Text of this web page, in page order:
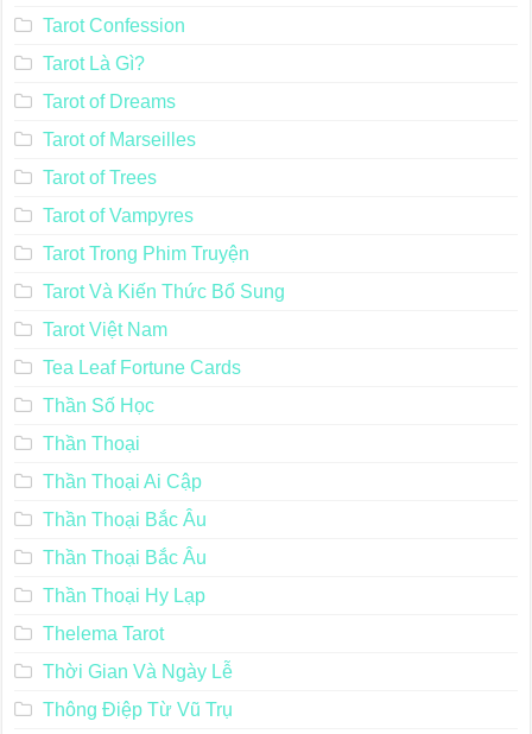
Tarot Confession
Tarot Là Gì?
Tarot of Dreams
Tarot of Marseilles
Tarot of Trees
Tarot of Vampyres
Tarot Trong Phim Truyện
Tarot Và Kiến Thức Bổ Sung
Tarot Việt Nam
Tea Leaf Fortune Cards
Thần Số Học
Thần Thoại
Thần Thoại Ai Cập
Thần Thoại Bắc Âu
Thần Thoại Bắc Âu
Thần Thoại Hy Lạp
Thelema Tarot
Thời Gian Và Ngày Lễ
Thông Điệp Từ Vũ Trụ